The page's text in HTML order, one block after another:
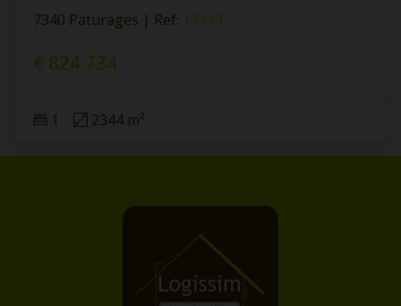
7340 Paturages | Ref: 13119
€ 824.734
1 2344 m²